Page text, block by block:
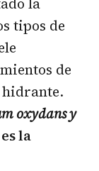
tipos de
de
hidrante.
oxydans y
la